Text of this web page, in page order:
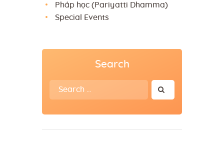
Pháp học (Pariyatti Dhamma)
Special Events
Search
Search
for: